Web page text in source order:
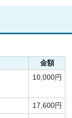
金額
10,000円
17,600円